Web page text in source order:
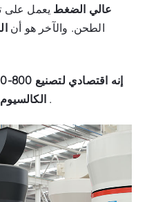
عالي الضغط يعمل
الطحن. والآخر هو أن
.